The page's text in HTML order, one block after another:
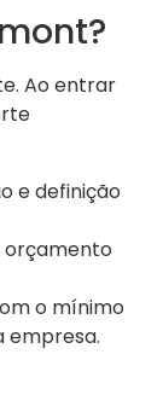
Ao entrar
e definição
orçamento
o mínimo
empresa.